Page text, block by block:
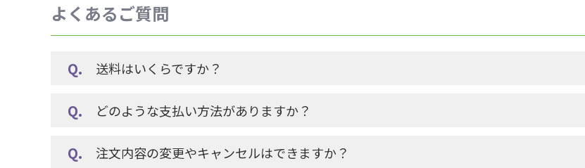
よくあるご質問
送料はいくらですか？
どのような支払い方法がありますか？
注文内容の変更やキャンセルはできますか？